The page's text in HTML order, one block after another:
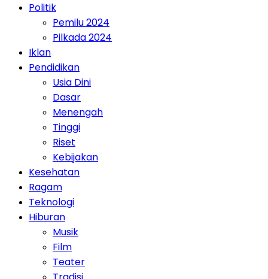
Politik
Pemilu 2024
Pilkada 2024
Iklan
Pendidikan
Usia Dini
Dasar
Menengah
Tinggi
Riset
Kebijakan
Kesehatan
Ragam
Teknologi
Hiburan
Musik
Film
Teater